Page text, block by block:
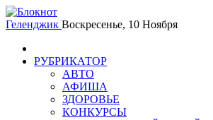
Геленджик Воскресенье, 10 Ноября
РУБРИКАТОР
АВТО
АФИША
ЗДОРОВЬЕ
КОНКУРСЫ